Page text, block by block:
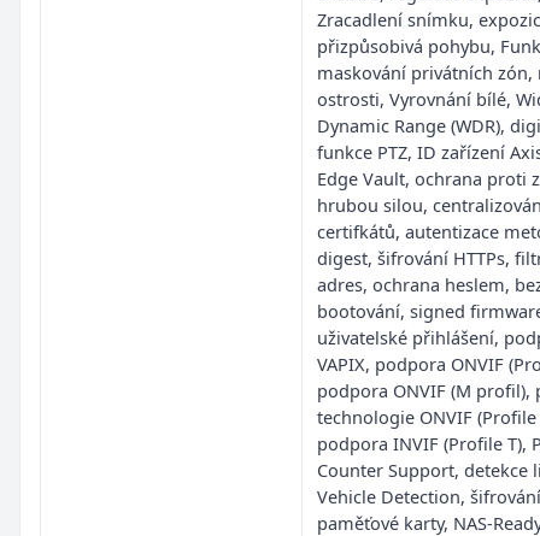
Zracadlení snímku,
přizpůsobivá pohybu,
maskování privátních zón,
ostrosti, Vyrovnání bílé,
Dynamic Range (WDR),
funkce PTZ, ID zařízení
Edge Vault, ochrana proti
hrubou silou,
certifkátů, autentizace
digest, šifrování HTTPs,
adres, ochrana heslem,
bootování, signed
uživatelské přihlášení,
VAPIX, podpora ONVIF
podpora ONVIF (M profil),
technologie ONVIF (Profile
podpora INVIF (Profile T),
Counter Support, detekce
Vehicle Detection, šifrování
paměťové karty, NAS-